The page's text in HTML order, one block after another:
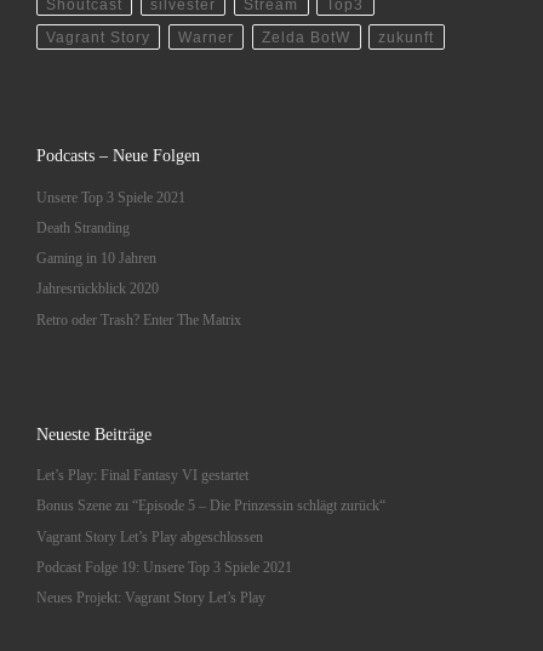
Shoutcast silvester Stream Top3
Vagrant Story Warner Zelda BotW zukunft
Podcasts – Neue Folgen
Unsere Top 3 Spiele 2021
Death Stranding
Gaming in 10 Jahren
Jahresrückblick 2020
Retro oder Trash? Enter The Matrix
Neueste Beiträge
Let’s Play: Final Fantasy VI gestartet
Bonus Szene zu “Episode 5 – Die Prinzessin schlägt zurück“
Vagrant Story Let’s Play abgeschlossen
Podcast Folge 19: Unsere Top 3 Spiele 2021
Neues Projekt: Vagrant Story Let’s Play